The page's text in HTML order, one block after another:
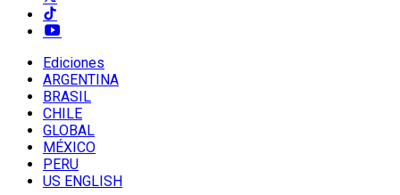
Ediciones
ARGENTINA
BRASIL
CHILE
GLOBAL
MÉXICO
PERU
US ENGLISH